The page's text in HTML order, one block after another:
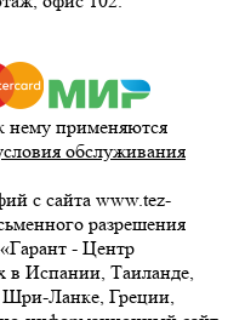
нему применяются
обслуживания
с сайта www.tez-
разрешения
- Центр
в Испании, Таиланде,
Ланке, Греции,